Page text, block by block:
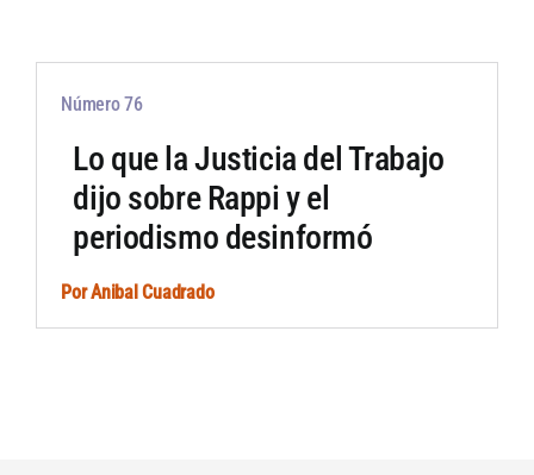
Número 76
Lo que la Justicia del Trabajo
dijo sobre Rappi y el
periodismo desinformó
PorAnibal Cuadrado